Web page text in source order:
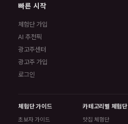
빠른 시작
체험단 가입
AI 추천픽
광고주센터
광고주 가입
로그인
체험단 가이드
초보자 가이드
카테고리별 체험단
맛집 체험단